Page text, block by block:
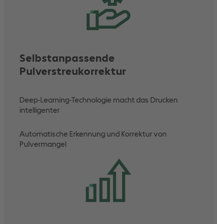
Selbstanpassende
Pulverstreukorrektur
Deep-Learning-Technologie macht das Drucken
intelligenter
Automatische Erkennung und Korrektur von
Pulvermangel